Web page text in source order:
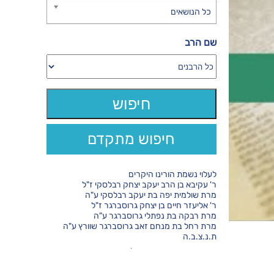
כל הנושאים
שם הרב
חיפוש מתקדם
לעלוי נשמת הורינו היקרים
ר' עקיבא בן הרב יעקב יצחק רבלסקי ז"ל
מרת שולמית יפה בת יעקב רבלסקי ע"ה
ר' אליעזר חיים בן יצחק גרוסברגר ז"ל
מרת רבקה בת נפתלי גרוסברגר ע"ה
מרת רחל בת מנחם זאב גרוסברגר שוורץ ע"ה
ת.נ.צ.ב.ה